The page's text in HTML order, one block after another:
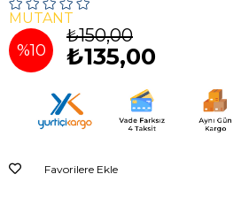
MUTANT
%10
İndirim
₺150,00
₺135,00
Favorilere Ekle